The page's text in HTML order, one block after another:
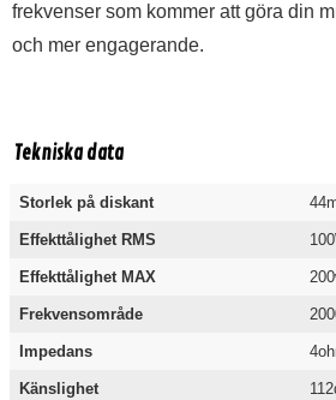
frekvenser som kommer att göra din
och mer engagerande.
Tekniska data
Storlek på diskant
Effekttålighet RMS
Effekttålighet MAX
Frekvensområde
Impedans
Känslighet